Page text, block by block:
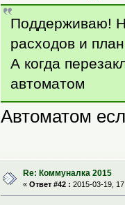
Поддерживаю!
расходов и
А когда
автоматом
Автоматом
Re: Коммуналка 2015
« Ответ #42 : 2015-03-19,